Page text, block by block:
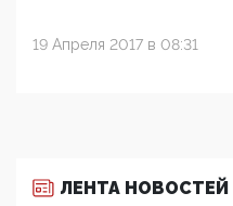
19 Апреля 2017 в 08:31
ЛЕНТА НОВОСТЕЙ